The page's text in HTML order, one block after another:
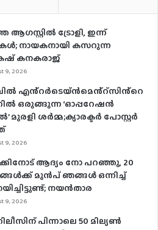
ആഗസ്റ്റിൽ ട്രോളി, ഇന്ന്
നായകനായി കസറുന്ന
കനകരാജ്
9, 2026
എൻ്റർടെയ്ൻമെൻ്റ്സിൻ്റെ
ഒരുങ്ങുന്ന ‘ഓപ്പറേഷൻ
മുരളി ശർമ്മ;ക്യാരക്ടർ പോസ്റ്റർ
9, 2026
ആദ്യം നോ പറഞ്ഞു, 20
മുൻപ് ഞങ്ങൾ ഒന്നിച്ച്
നയൻ‌താര
9, 2026
റിലീസിന് പിന്നാലെ 50 മില്യൺ